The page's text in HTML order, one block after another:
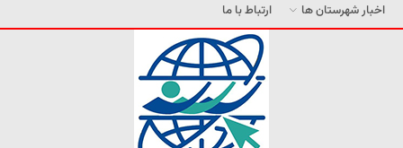
اخبار شهرستان ها
ارتباط با ما